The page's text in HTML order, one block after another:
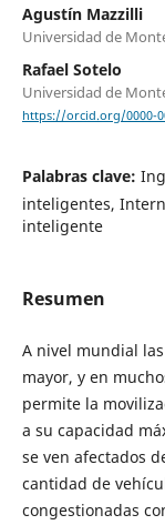
Agustín Mazzilli
Universidad de
Rafael Sotelo
Universidad de
https://orcid.org/0000-
Palabras clave:
inteligentes,
inteligente
Resumen
A nivel mundial
mayor, y en
permite la
a su capacidad
se ven afectados
cantidad de
congestionadas